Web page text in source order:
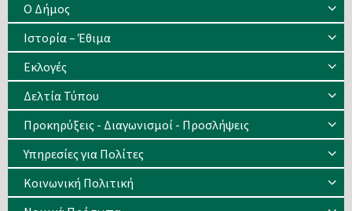
Ο Δήμος
Ιστορία – Έθιμα
Eκλογές
Δελτία Τύπου
Προκηρύξεις - Διαγωνισμοί - Προσλήψεις
Υπηρεσίες για Πολίτες
Κοινωνική Πολιτική